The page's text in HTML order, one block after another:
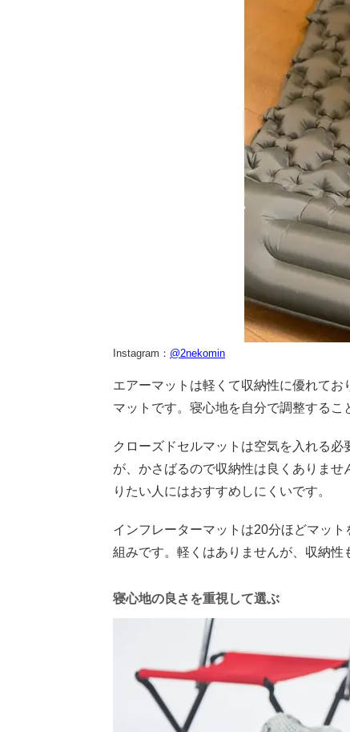
Instagram： @2nekomin
エアーマットは軽くて収納性に優れて
マットです。寝心地を自分で調整するこ
クローズドセルマットは空気を入れる
が、かさばるので収納性は良くありま
りたい人にはおすすめしにくいです。
インフレーターマットは20分ほどマッ
組みです。軽くはありませんが、収納性
寝心地の良さを重視して選ぶ